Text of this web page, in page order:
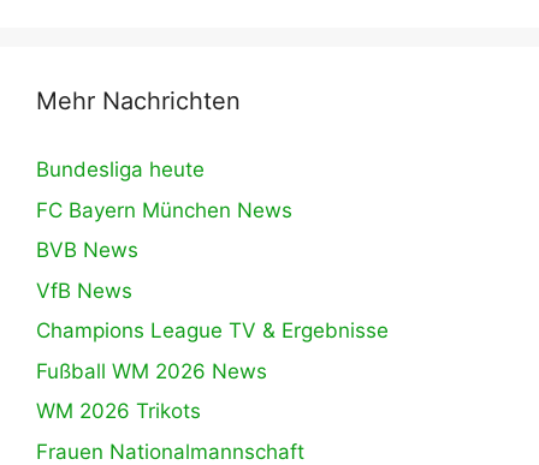
Mehr Nachrichten
Bundesliga heute
FC Bayern München News
BVB News
VfB News
Champions League TV & Ergebnisse
Fußball WM 2026 News
WM 2026 Trikots
Frauen Nationalmannschaft